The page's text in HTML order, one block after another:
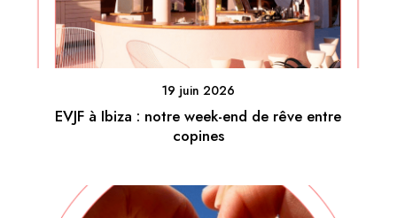
19 juin 2026
EVJF à Ibiza : notre week-end de rêve entre
copines